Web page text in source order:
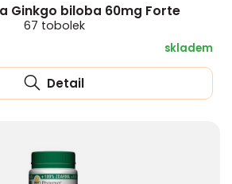
Ginkgo biloba 60mg Forte
67 tobolek
skladem
Detail